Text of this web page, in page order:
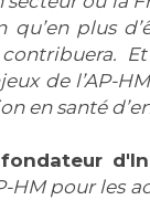
plus
de l’AP-
en santé
HM pour